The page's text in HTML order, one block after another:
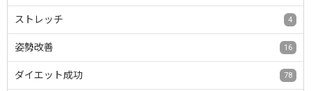
ストレッチ 4
姿勢改善 16
ダイエット成功 78